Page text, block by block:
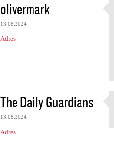
olivermark
13.08.2024
Adres
The Daily Guardians
13.08.2024
Adres